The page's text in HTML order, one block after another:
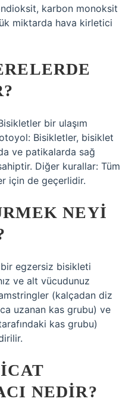
karbon monoksit
miktarda hava kirletici
bir ulaşım
Bisikletler, bisiklet
ve patikalarda sağ
Diğer kurallar: Tüm
için de geçerlidir.
NEYI
egzersiz bisikleti
ve alt vücudunuz
(kalçadan diz
uzanan kas grubu) ve
kas grubu)
NEDIR?